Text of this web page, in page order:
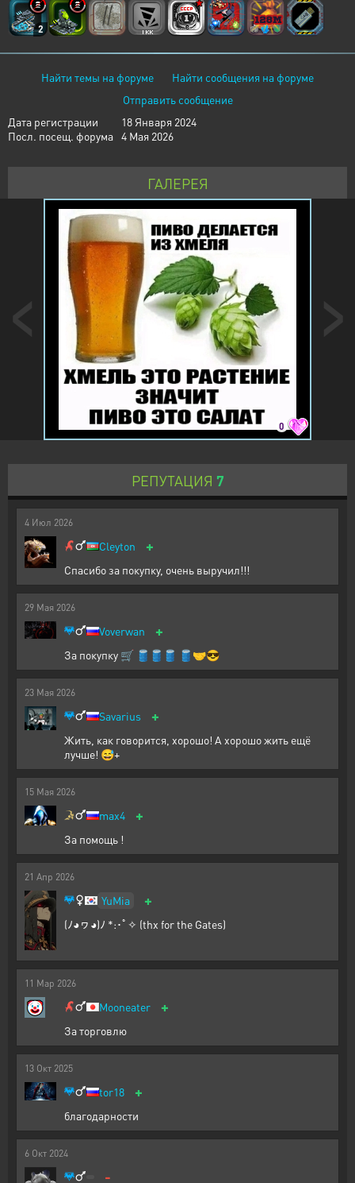
2
Найти темы на форуме
Найти сообщения на форуме
Отправить сообщение
Дата регистрации
18 Января 2024
Посл. посещ. форума 4 Мая 2026
ГАЛЕРЕЯ
0
РЕПУТАЦИЯ 7
4 Июл 2026
Cleyton +
Спасибо за покупку, очень выручил!!!
29 Мая 2026
Voverwan +
За покупку 🛒 🛢️🛢️🛢️ 🛢️🤝😎
23 Мая 2026
Savarius +
Жить, как говорится, хорошо! А хорошо жить ещё
лучше! 😅+
15 Мая 2026
max4 +
За помощь !
21 Апр 2026
YuMia +
(ﾉ◕ヮ◕)ﾉ *:･ﾟ✧ (thx for the Gates)
11 Мар 2026
Mooneater +
За торговлю
13 Окт 2025
tor18 +
благодарности
6 Окт 2024
-